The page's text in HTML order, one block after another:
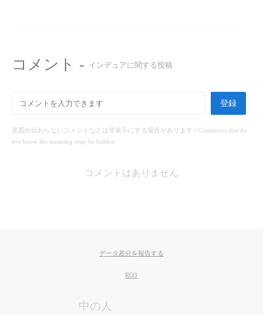
コメント - インデュアに関する投稿
登録
意図が伝わらないコメントなどは非表示にする場合があります / Comments that do
not know the meaning may be hidden.
コメントはありません
データ差分を報告する
RO3
中の人